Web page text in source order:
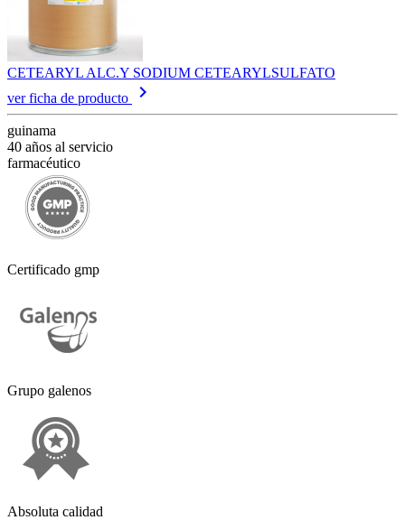
CETEARYL ALC.Y SODIUM CETEARYLSULFATO
ver ficha de producto
keyboard_arrow_right
guinama
40 años al servicio
farmacéutico
Certificado gmp
Grupo galenos
Absoluta calidad